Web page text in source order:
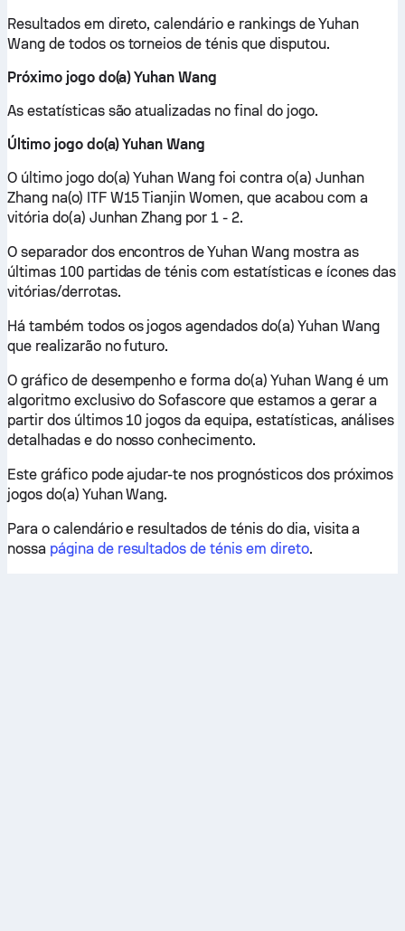
Resultados em direto, calendário e rankings de Yuhan
Wang de todos os torneios de ténis que disputou.
Próximo jogo do(a) Yuhan Wang
As estatísticas são atualizadas no final do jogo.
Último jogo do(a) Yuhan Wang
O último jogo do(a) Yuhan Wang foi contra o(a) Junhan
Zhang na(o) ITF W15 Tianjin Women, que acabou com a
vitória do(a) Junhan Zhang por 1 - 2.
O separador dos encontros de Yuhan Wang mostra as
últimas 100 partidas de ténis com estatísticas e ícones das
vitórias/derrotas.
Há também todos os jogos agendados do(a) Yuhan Wang
que realizarão no futuro.
O gráfico de desempenho e forma do(a) Yuhan Wang é um
algoritmo exclusivo do Sofascore que estamos a gerar a
partir dos últimos 10 jogos da equipa, estatísticas, análises
detalhadas e do nosso conhecimento.
Este gráfico pode ajudar-te nos prognósticos dos próximos
jogos do(a) Yuhan Wang.
Para o calendário e resultados de ténis do dia, visita a
nossa página de resultados de ténis em direto.